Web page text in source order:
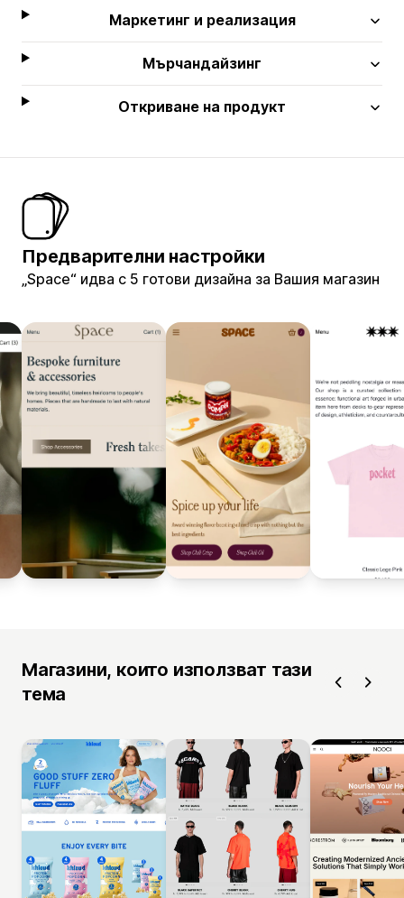
Маркетинг и реализация
Мърчандайзинг
Откриване на продукт
Предварителни настройки
„Space“ идва с 5 готови дизайна за Вашия магазин
Магазини, които използват тази
тема